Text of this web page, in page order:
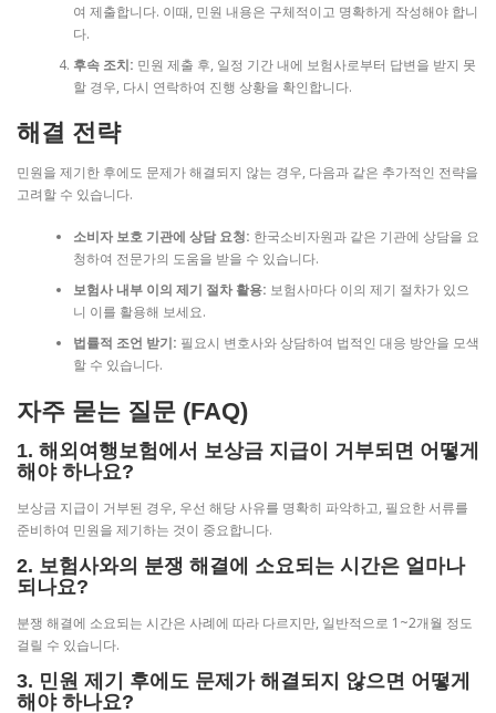
여 제출합니다. 이때, 민원 내용은 구체적이고 명확하게 작성해야 합니
다.
후속 조치: 민원 제출 후, 일정 기간 내에 보험사로부터 답변을 받지 못
할 경우, 다시 연락하여 진행 상황을 확인합니다.
해결 전략
민원을 제기한 후에도 문제가 해결되지 않는 경우, 다음과 같은 추가적인 전략을
고려할 수 있습니다.
소비자 보호 기관에 상담 요청: 한국소비자원과 같은 기관에 상담을 요
청하여 전문가의 도움을 받을 수 있습니다.
보험사 내부 이의 제기 절차 활용: 보험사마다 이의 제기 절차가 있으
니 이를 활용해 보세요.
법률적 조언 받기: 필요시 변호사와 상담하여 법적인 대응 방안을 모색
할 수 있습니다.
자주 묻는 질문 (FAQ)
1. 해외여행보험에서 보상금 지급이 거부되면 어떻게
해야 하나요?
보상금 지급이 거부된 경우, 우선 해당 사유를 명확히 파악하고, 필요한 서류를
준비하여 민원을 제기하는 것이 중요합니다.
2. 보험사와의 분쟁 해결에 소요되는 시간은 얼마나
되나요?
분쟁 해결에 소요되는 시간은 사례에 따라 다르지만, 일반적으로 1~2개월 정도
걸릴 수 있습니다.
3. 민원 제기 후에도 문제가 해결되지 않으면 어떻게
해야 하나요?